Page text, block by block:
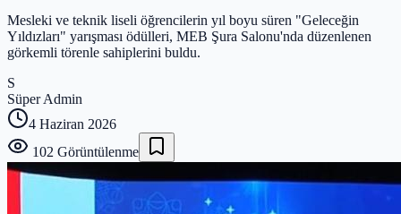
Mesleki ve teknik liseli öğrencilerin yıl boyu süren "Geleceğin
Yıldızları" yarışması ödülleri, MEB Şura Salonu'nda düzenlenen
görkemli törenle sahiplerini buldu.
S
Süper Admin
4 Haziran 2026
102 Görüntülenme